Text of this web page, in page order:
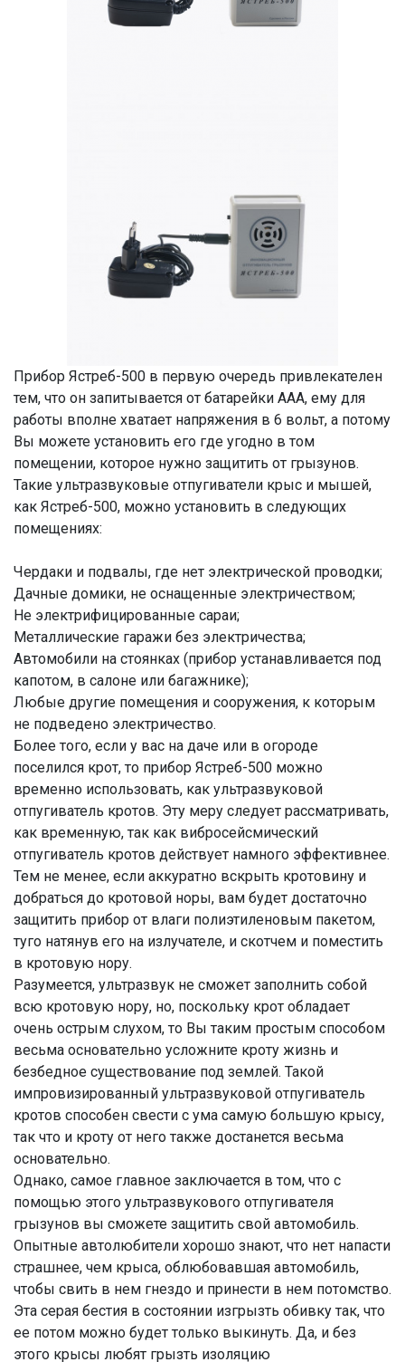
Прибор Ястреб-500 в первую очередь привлекателен
тем, что он запитывается от батарейки ААА, ему для
работы вполне хватает напряжения в 6 вольт, а потому
Вы можете установить его где угодно в том
помещении, которое нужно защитить от грызунов.
Такие ультразвуковые отпугиватели крыс и мышей,
как Ястреб-500, можно установить в следующих
помещениях:
Чердаки и подвалы, где нет электрической проводки;
Дачные домики, не оснащенные электричеством;
Не электрифицированные сараи;
Металлические гаражи без электричества;
Автомобили на стоянках (прибор устанавливается под
капотом, в салоне или багажнике);
Любые другие помещения и сооружения, к которым
не подведено электричество.
Более того, если у вас на даче или в огороде
поселился крот, то прибор Ястреб-500 можно
временно использовать, как ультразвуковой
отпугиватель кротов. Эту меру следует рассматривать,
как временную, так как вибросейсмический
отпугиватель кротов действует намного эффективнее.
Тем не менее, если аккуратно вскрыть кротовину и
добраться до кротовой норы, вам будет достаточно
защитить прибор от влаги полиэтиленовым пакетом,
туго натянув его на излучателе, и скотчем и поместить
в кротовую нору.
Разумеется, ультразвук не сможет заполнить собой
всю кротовую нору, но, поскольку крот обладает
очень острым слухом, то Вы таким простым способом
весьма основательно усложните кроту жизнь и
безбедное существование под землей. Такой
импровизированный ультразвуковой отпугиватель
кротов способен свести с ума самую большую крысу,
так что и кроту от него также достанется весьма
основательно.
Однако, самое главное заключается в том, что с
помощью этого ультразвукового отпугивателя
грызунов вы сможете защитить свой автомобиль.
Опытные автолюбители хорошо знают, что нет напасти
страшнее, чем крыса, облюбовавшая автомобиль,
чтобы свить в нем гнездо и принести в нем потомство.
Эта серая бестия в состоянии изгрызть обивку так, что
ее потом можно будет только выкинуть. Да, и без
этого крысы любят грызть изоляцию